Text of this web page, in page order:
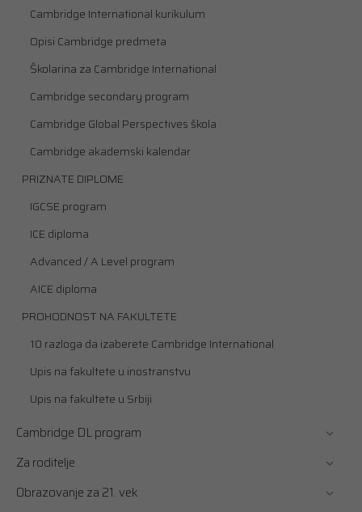
Cambridge International kurikulum
Opisi Cambridge predmeta
Školarina za Cambridge International
Cambridge secondary program
Cambridge Global Perspectives škola
Cambridge akademski kalendar
PRIZNATE DIPLOME
IGCSE program
ICE diploma
Advanced / A Level program
AICE diploma
PROHODNOST NA FAKULTETE
10 razloga da izaberete Cambridge International
Upis na fakultete u inostranstvu
Upis na fakultete u Srbiji
Cambridge DL program
Za roditelje
Obrazovanje za 21. vek